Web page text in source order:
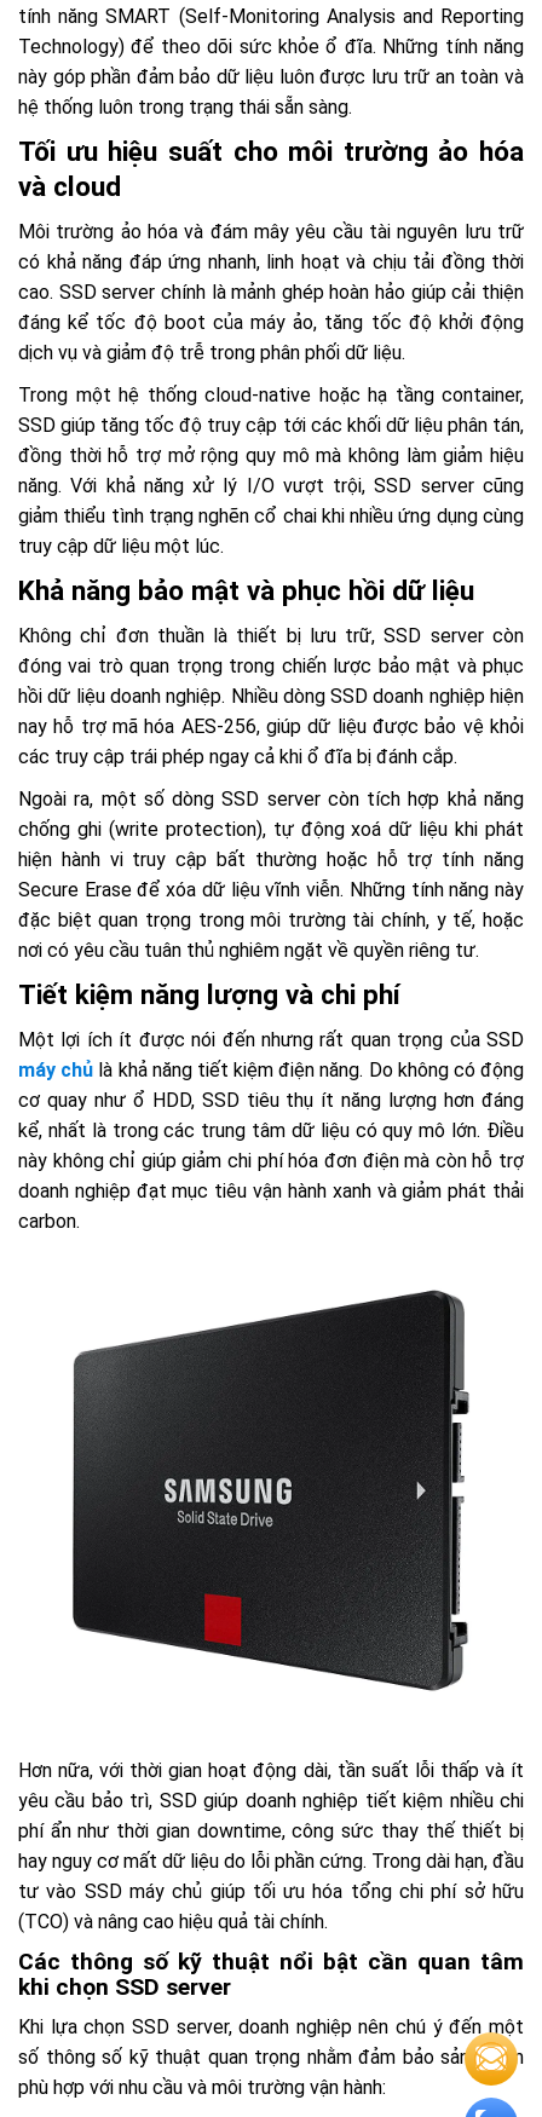
tính năng SMART (Self-Monitoring Analysis and Reporting
Technology) để theo dõi sức khỏe ổ đĩa. Những tính năng
này góp phần đảm bảo dữ liệu luôn được lưu trữ an toàn và
hệ thống luôn trong trạng thái sẵn sàng.
Tối ưu hiệu suất cho môi trường ảo hóa
và cloud
Môi trường ảo hóa và đám mây yêu cầu tài nguyên lưu trữ
có khả năng đáp ứng nhanh, linh hoạt và chịu tải đồng thời
cao. SSD server chính là mảnh ghép hoàn hảo giúp cải thiện
đáng kể tốc độ boot của máy ảo, tăng tốc độ khởi động
dịch vụ và giảm độ trễ trong phân phối dữ liệu.
Trong một hệ thống cloud-native hoặc hạ tầng container,
SSD giúp tăng tốc độ truy cập tới các khối dữ liệu phân tán,
đồng thời hỗ trợ mở rộng quy mô mà không làm giảm hiệu
năng. Với khả năng xử lý I/O vượt trội, SSD server cũng
giảm thiểu tình trạng nghẽn cổ chai khi nhiều ứng dụng cùng
truy cập dữ liệu một lúc.
Khả năng bảo mật và phục hồi dữ liệu
Không chỉ đơn thuần là thiết bị lưu trữ, SSD server còn
đóng vai trò quan trọng trong chiến lược bảo mật và phục
hồi dữ liệu doanh nghiệp. Nhiều dòng SSD doanh nghiệp hiện
nay hỗ trợ mã hóa AES-256, giúp dữ liệu được bảo vệ khỏi
các truy cập trái phép ngay cả khi ổ đĩa bị đánh cắp.
Ngoài ra, một số dòng SSD server còn tích hợp khả năng
chống ghi (write protection), tự động xoá dữ liệu khi phát
hiện hành vi truy cập bất thường hoặc hỗ trợ tính năng
Secure Erase để xóa dữ liệu vĩnh viễn. Những tính năng này
đặc biệt quan trọng trong môi trường tài chính, y tế, hoặc
nơi có yêu cầu tuân thủ nghiêm ngặt về quyền riêng tư.
Tiết kiệm năng lượng và chi phí
Một lợi ích ít được nói đến nhưng rất quan trọng của SSD
máy chủ là khả năng tiết kiệm điện năng. Do không có động
cơ quay như ổ HDD, SSD tiêu thụ ít năng lượng hơn đáng
kể, nhất là trong các trung tâm dữ liệu có quy mô lớn. Điều
này không chỉ giúp giảm chi phí hóa đơn điện mà còn hỗ trợ
doanh nghiệp đạt mục tiêu vận hành xanh và giảm phát thải
carbon.
Hơn nữa, với thời gian hoạt động dài, tần suất lỗi thấp và ít
yêu cầu bảo trì, SSD giúp doanh nghiệp tiết kiệm nhiều chi
phí ẩn như thời gian downtime, công sức thay thế thiết bị
hay nguy cơ mất dữ liệu do lỗi phần cứng. Trong dài hạn, đầu
tư vào SSD máy chủ giúp tối ưu hóa tổng chi phí sở hữu
(TCO) và nâng cao hiệu quả tài chính.
Các thông số kỹ thuật nổi bật cần quan tâm
khi chọn SSD server
Khi lựa chọn SSD server, doanh nghiệp nên chú ý đến một
số thông số kỹ thuật quan trọng nhằm đảm bảo sản phẩm
phù hợp với nhu cầu và môi trường vận hành: